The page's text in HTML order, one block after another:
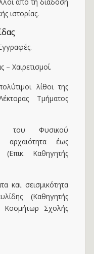
ιστορίας.
Χαιρετισμοί.
λίθοι της
Tμήματος
του Φυσικού
αρχαιότητα έως
Καθηγητής
και σεισμικότητα
(Καθηγητής
Κοσμήτωρ Σχολής